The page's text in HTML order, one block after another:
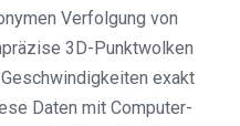
Verfolgung von
3D-Punktwolken
exakt
Daten mit Computer-